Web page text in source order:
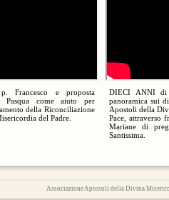
Francesco e proposta
Pasqua come aiuto per
della Riconciliazione
del Padre.
DIECI ANNI
panoramica sui
Apostoli della
Pace, attraverso
Mariane di
Santissima.
Associazione Apostoli della Divina